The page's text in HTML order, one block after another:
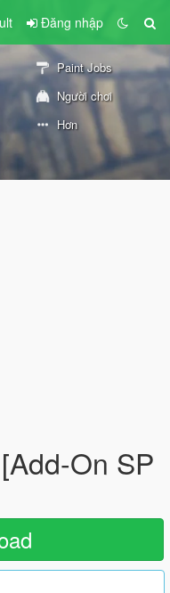
Đăng nhập
Paint Jobs
Người chơi
Hơn
On SP